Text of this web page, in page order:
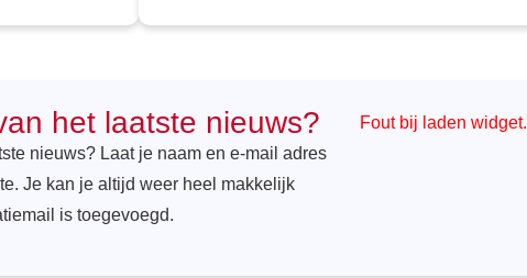
het laatste nieuws?
nieuws? Laat je naam en e-mail adres
Je kan je altijd weer heel makkelijk
is toegevoegd.
Fout bij laden widget.